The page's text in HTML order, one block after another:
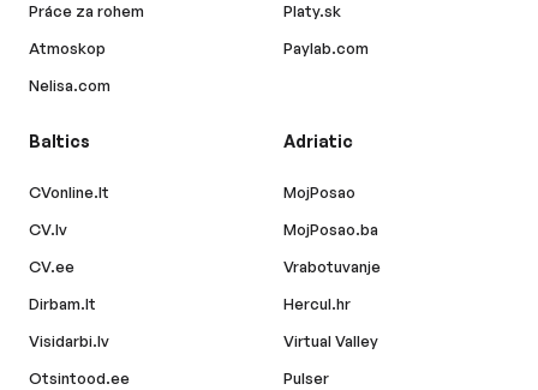
Práce za rohem
Atmoskop
Nelisa.com
Platy.sk
Paylab.com
Baltics
CVonline.lt
CV.lv
CV.ee
Dirbam.lt
Visidarbi.lv
Otsintood.ee
Adriatic
MojPosao
MojPosao.ba
Vrabotuvanje
Hercul.hr
Virtual Valley
Pulser